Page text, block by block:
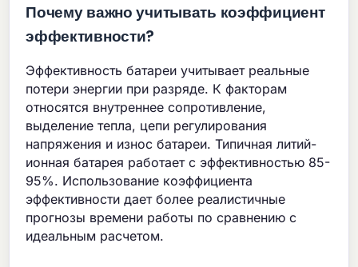
Почему важно учитывать коэффициент
эффективности?
Эффективность батареи учитывает реальные
потери энергии при разряде. К факторам
относятся внутреннее сопротивление,
выделение тепла, цепи регулирования
напряжения и износ батареи. Типичная литий-
ионная батарея работает с эффективностью 85-
95%. Использование коэффициента
эффективности дает более реалистичные
прогнозы времени работы по сравнению с
идеальным расчетом.